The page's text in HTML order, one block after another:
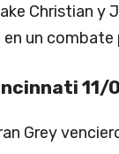
Christian y
un combate
Grey